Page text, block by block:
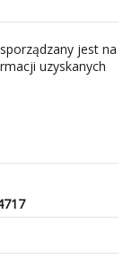
jest na
uzyskanych